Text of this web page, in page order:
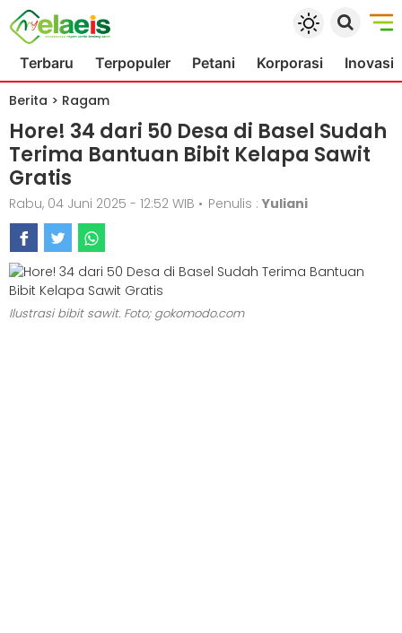
Terbaru Terpopuler Petani Korporasi Inovasi
Berita > Ragam
Hore! 34 dari 50 Desa di Basel Sudah
Terima Bantuan Bibit Kelapa Sawit
Gratis
Rabu, 04 Juni 2025 - 12:52 WIB • Penulis : Yuliani
Ilustrasi bibit sawit. Foto; gokomodo.com